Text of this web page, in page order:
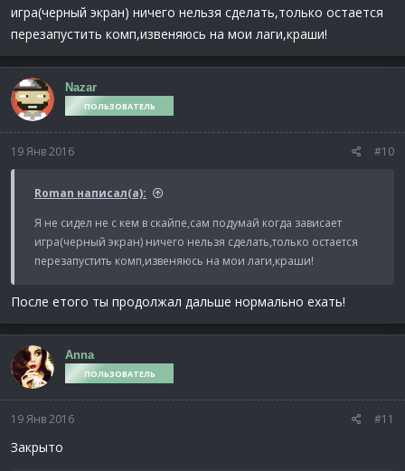
игра(черный экран) ничего нельзя сделать,только остается
перезапустить комп,извеняюсь на мои лаги,краши!
Nazar
ПОЛЬЗОВАТЕЛЬ
19 Янв 2016 #10
Roman написал(а):
Я не сидел не с кем в скайпе,сам подумай когда зависает
игра(черный экран) ничего нельзя сделать,только остается
перезапустить комп,извеняюсь на мои лаги,краши!
После етого ты продолжал дальше нормально ехать!
Anna
ПОЛЬЗОВАТЕЛЬ
19 Янв 2016 #11
Закрыто